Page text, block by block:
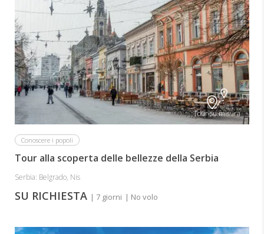
Tour su misura
Conoscere i popoli
Tour alla scoperta delle bellezze della Serbia
Serbia: Belgrado, Nis
SU RICHIESTA | 7 giorni | No volo